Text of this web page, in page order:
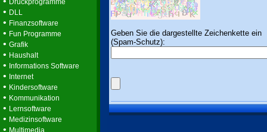
Druckprogramme
• DLL
• Finanzsoftware
• Fun Programme
• Grafik
• Haushalt
• Informations Software
• Internet
• Kindersoftware
• Kommunikation
• Lernsoftware
• Medizinsoftware
• Multimedia
Geben Sie die dargestellte Zeichenkette ein
(Spam-Schutz):